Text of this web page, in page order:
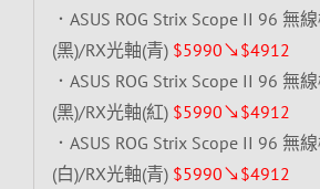
．ASUS ROG Strix Scope II 96 無
(黑)/RX光軸(青) $5990↘$4912
．ASUS ROG Strix Scope II 96 無
(黑)/RX光軸(紅) $5990↘$4912
．ASUS ROG Strix Scope II 96 無
(白)/RX光軸(青) $5990↘$4912